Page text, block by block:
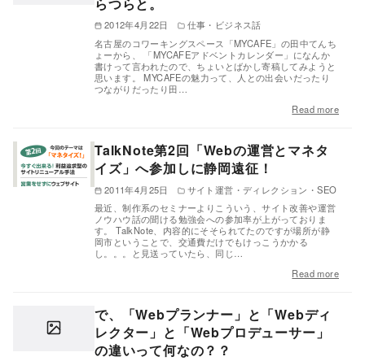
2012年4月22日
仕事・ビジネス話
名古屋のコワーキングスペース「MYCAFE」の田中てんち
ょーから、 「MYCAFEアドベントカレンダー」になんか
書けって言われたので、ちょいとばかし寄稿してみようと
思います。 MYCAFEの魅力って、人との出会いだったり
つながりだったり田…
Read more
TalkNote第2回「Webの運営とマネタ
イズ」へ参加しに静岡遠征！
2011年4月25日
サイト運営・ディレクション・SEO
最近、制作系のセミナーよりこういう、サイト改善や運営
ノウハウ話の聞ける勉強会への参加率が上がっておりま
す。 TalkNote、内容的にそそられてたのですが場所が静
岡市ということで、交通費だけでもけっこうかかる
し。。。と見送っていたら、同じ…
Read more
で、「Webプランナー」と「Webディ
レクター」と「Webプロデューサー」
の違いって何なの？？